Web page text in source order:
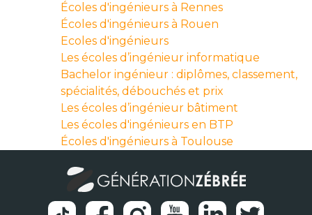
Écoles d'ingénieurs à Rennes
Écoles d'ingénieurs à Rouen
Ecoles d'ingénieurs
Les écoles d’ingénieur informatique
Bachelor ingénieur : diplômes, classement,
spécialités, débouchés et prix
Les écoles d’ingénieur bâtiment
Les écoles d'ingénieurs en BTP
Écoles d'ingénieurs à Toulouse